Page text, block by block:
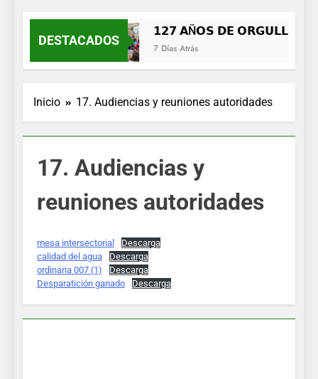
DESTACADOS
𝟭𝟮𝟳 𝗔Ñ𝗢𝗦 𝗗𝗘 𝗢𝗥𝗚𝗨𝗟𝗟𝗢,
7 Días Atrás
Inicio 17. Audiencias y reuniones autoridades
17. Audiencias y
reuniones autoridades
mesa intersectorial
Descarga
calidad del agua
Descarga
ordinaria 007 (1)
Descarga
Desparatición ganado
Descarga